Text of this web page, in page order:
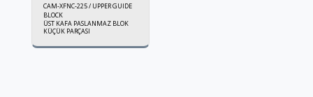
CAM-XFNC-225 / UPPER GUIDE
BLOCK
ÜST KAFA PASLANMAZ BLOK
KÜÇÜK PARÇASI